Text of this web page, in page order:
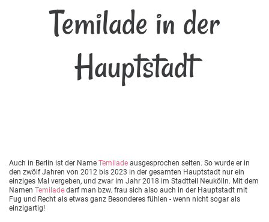
Temilade in der
Hauptstadt
Auch in Berlin ist der Name Temilade ausgesprochen selten. So wurde er in
den zwölf Jahren von 2012 bis 2023 in der gesamten Hauptstadt nur ein
einziges Mal vergeben, und zwar im Jahr 2018 im Stadtteil Neukölln. Mit dem
Namen Temilade darf man bzw. frau sich also auch in der Hauptstadt mit
Fug und Recht als etwas ganz Besonderes fühlen - wenn nicht sogar als
einzigartig!